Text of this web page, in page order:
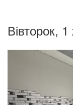
Вівторок,